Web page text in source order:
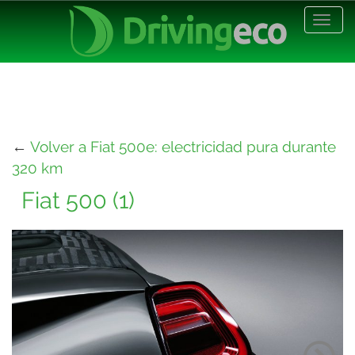
← Volver a Fiat 500e: electricidad pura durante
320 km
Fiat 500 (1)